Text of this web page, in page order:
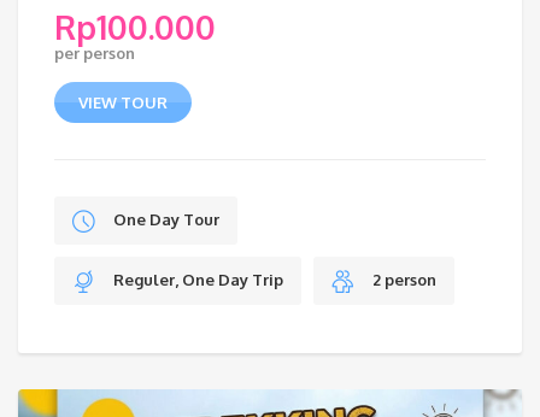
Rp100.000
per person
VIEW TOUR
One Day Tour
Reguler, One Day Trip 2 person